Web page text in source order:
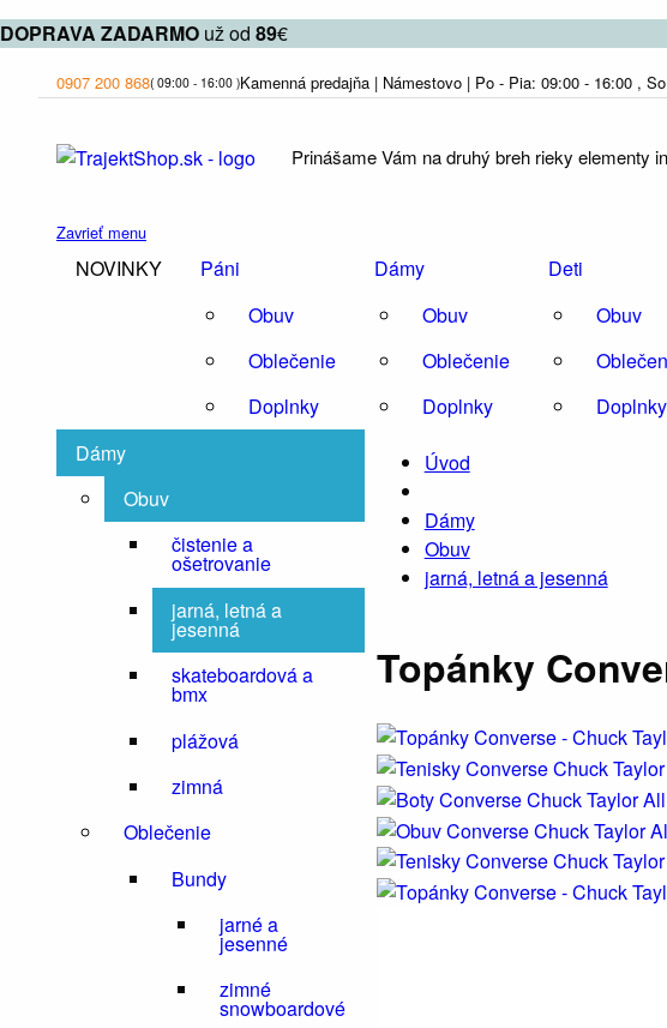
DOPRAVA ZADARMO už od 89€
0907 200 868( 09:00 - 16:00 )Kamenná predajňa | Námestovo | Po - Pia: 09:00 - 16:00 ,
Prinášame Vám na druhý breh rieky elementy
Zavrieť menu
NOVINKY
Páni
Obuv
Oblečenie
Doplnky
Dámy
Obuv
Oblečenie
Doplnky
Deti
Obuv
Doplnky
Dámy
Obuv
čistenie a
ošetrovanie
jarná, letná a
jesenná
skateboardová a
bmx
plážová
zimná
Oblečenie
Bundy
jarné a
jesenné
zimné
snowboardové
Úvod
Dámy
Obuv
jarná, letná a jesenná
Topánky